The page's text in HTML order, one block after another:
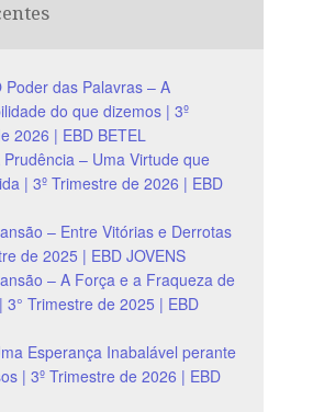
Poder das Palavras – A
do que dizemos | 3º
2026 | EBD BETEL
– Uma Virtude que
| 3º Trimestre de 2026 | EBD
– Entre Vitórias e Derrotas
de 2025 | EBD JOVENS
– A Força e a Fraqueza de
3° Trimestre de 2025 | EBD
Esperança Inabalável perante
| 3º Trimestre de 2026 | EBD